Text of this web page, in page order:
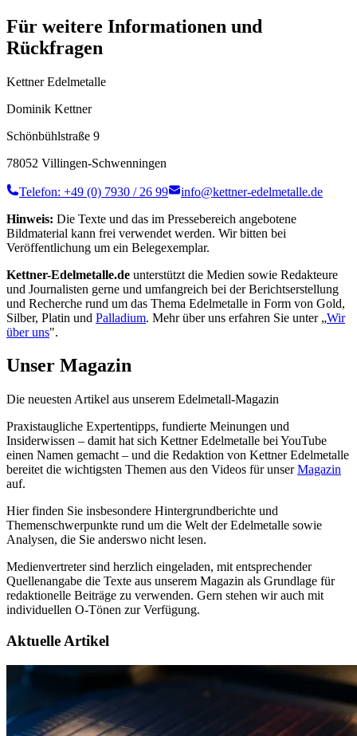
Für weitere Informationen und
Rückfragen
Kettner Edelmetalle
Dominik Kettner
Schönbühlstraße 9
78052 Villingen-Schwenningen
Telefon: +49 (0) 7930 / 26 99
info@kettner-edelmetalle.de
Hinweis: Die Texte und das im Pressebereich angebotene
Bildmaterial kann frei verwendet werden. Wir bitten bei
Veröffentlichung um ein Belegexemplar.
Kettner-Edelmetalle.de unterstützt die Medien sowie Redakteure
und Journalisten gerne und umfangreich bei der Berichtserstellung
und Recherche rund um das Thema Edelmetalle in Form von Gold,
Silber, Platin und Palladium. Mehr über uns erfahren Sie unter „Wir
über uns".
Unser Magazin
Die neuesten Artikel aus unserem Edelmetall-Magazin
Praxistaugliche Expertentipps, fundierte Meinungen und
Insiderwissen – damit hat sich Kettner Edelmetalle bei YouTube
einen Namen gemacht – und die Redaktion von Kettner Edelmetalle
bereitet die wichtigsten Themen aus den Videos für unserMagazin
auf.
Hier finden Sie insbesondere Hintergrundberichte und
Themenschwerpunkte rund um die Welt der Edelmetalle sowie
Analysen, die Sie anderswo nicht lesen.
Medienvertreter sind herzlich eingeladen, mit entsprechender
Quellenangabe die Texte aus unserem Magazin als Grundlage für
redaktionelle Beiträge zu verwenden. Gern stehen wir auch mit
individuellen O-Tönen zur Verfügung.
Aktuelle Artikel